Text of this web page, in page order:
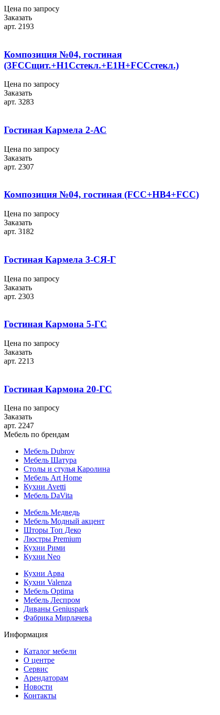
Цена по запросу
Заказать
арт. 2193
Композиция №04, гостиная
(3FCCщит.+H1Сстекл.+E1H+FCCстекл.)
Цена по запросу
Заказать
арт. 3283
Гостиная Кармела 2-АС
Цена по запросу
Заказать
арт. 2307
Композиция №04, гостиная (FCC+HB4+FСС)
Цена по запросу
Заказать
арт. 3182
Гостиная Кармела 3-СЯ-Г
Цена по запросу
Заказать
арт. 2303
Гостиная Кармона 5-ГС
Цена по запросу
Заказать
арт. 2213
Гостиная Кармона 20-ГС
Цена по запросу
Заказать
арт. 2247
Мебель по брендам
Мебель Dubrov
Мебель Шатура
Столы и стулья Каролина
Мебель Art Home
Кухни Avetti
Мебель DaVita
Мебель Медведь
Мебель Модный акцент
Шторы Топ Деко
Люстры Premium
Кухни Рими
Кухни Neo
Кухни Арва
Кухни Valenza
Мебель Optima
Мебель Леспром
Диваны Geniuspark
Фабрика Мирлачева
Информация
Каталог мебели
О центре
Сервис
Арендаторам
Новости
Контакты